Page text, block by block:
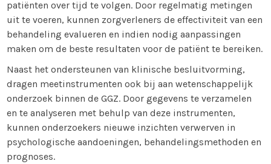
patiënten over tijd te volgen. Door regelmatig metingen
uit te voeren, kunnen zorgverleners de effectiviteit van een
behandeling evalueren en indien nodig aanpassingen
maken om de beste resultaten voor de patiënt te bereiken.
Naast het ondersteunen van klinische besluitvorming,
dragen meetinstrumenten ook bij aan wetenschappelijk
onderzoek binnen de GGZ. Door gegevens te verzamelen
en te analyseren met behulp van deze instrumenten,
kunnen onderzoekers nieuwe inzichten verwerven in
psychologische aandoeningen, behandelingsmethoden en
prognoses.